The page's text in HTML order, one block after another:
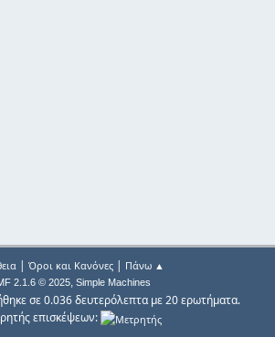
| Όροι και Κανόνες| Πάνω ▲
2.1.6 © 2025, Simple Machines
σε 0.036 δευτερόλεπτα με 20 ερωτήματα.
επισκέψεων: